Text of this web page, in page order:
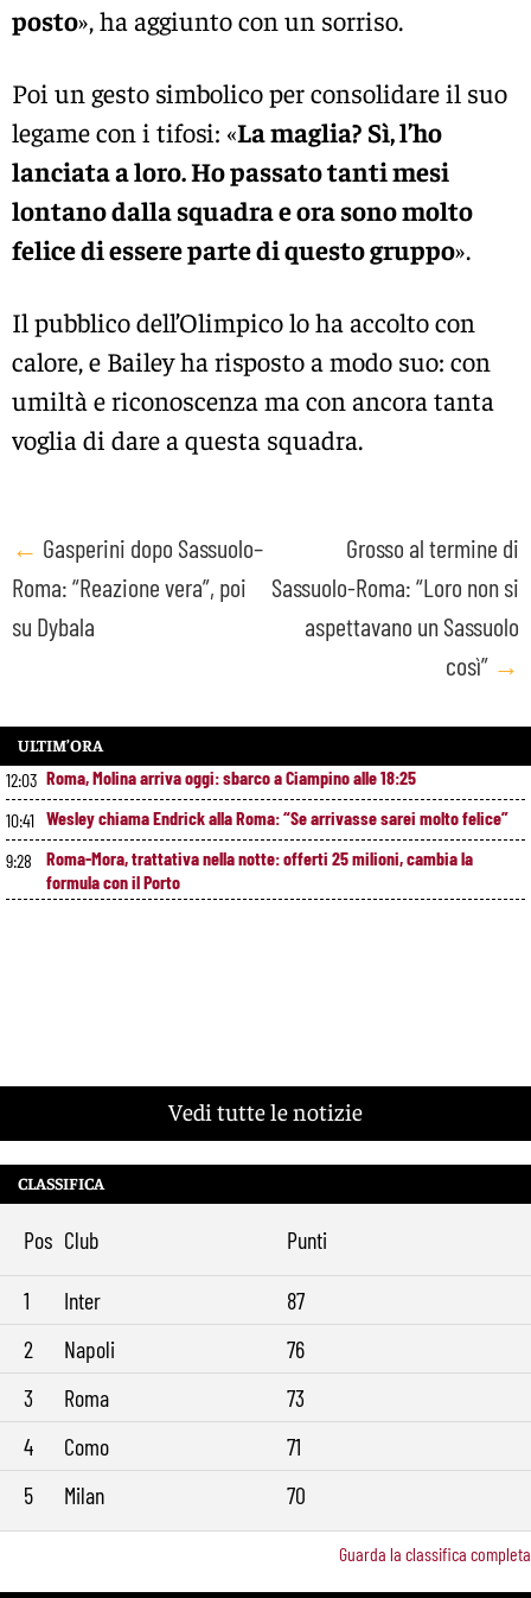
posto», ha aggiunto con un sorriso.
Poi un gesto simbolico per consolidare il suo
legame con i tifosi: «La maglia? Sì, l’ho
lanciata a loro. Ho passato tanti mesi
lontano dalla squadra e ora sono molto
felice di essere parte di questo gruppo».
Il pubblico dell’Olimpico lo ha accolto con
calore, e Bailey ha risposto a modo suo: con
umiltà e riconoscenza ma con ancora tanta
voglia di dare a questa squadra.
Post
navigation
← Gasperini dopo Sassuolo–
Roma: “Reazione vera”, poi
su Dybala
Grosso al termine di
Sassuolo-Roma: “Loro non si
aspettavano un Sassuolo
così” →
ULTIM’ORA
12:03 Roma, Molina arriva oggi: sbarco a Ciampino alle 18:25
10:41 Wesley chiama Endrick alla Roma: “Se arrivasse sarei molto felice”
9:28
Roma-Mora, trattativa nella notte: offerti 25 milioni, cambia la
formula con il Porto
Vedi tutte le notizie
CLASSIFICA
Pos Club Punti
1 Inter
87
2
Napoli
76
3
Roma
73
4
Como
71
5
Milan 70
Guarda la classifica completa